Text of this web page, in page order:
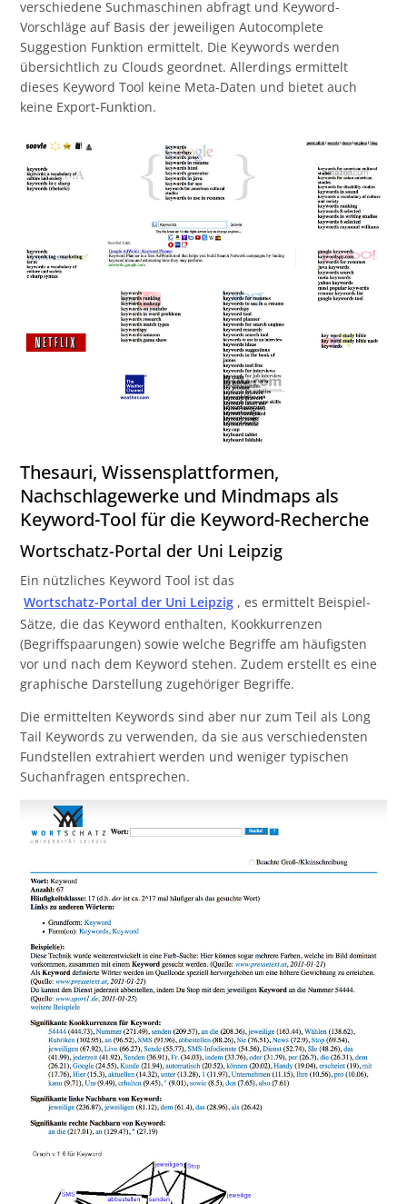
verschiedene Suchmaschinen abfragt und Keyword-
Vorschläge auf Basis der jeweiligen Autocomplete
Suggestion Funktion ermittelt. Die Keywords werden
übersichtlich zu Clouds geordnet. Allerdings ermittelt
dieses Keyword Tool keine Meta-Daten und bietet auch
keine Export-Funktion.
Thesauri, Wissensplattformen,
Nachschlagewerke und Mindmaps als
Keyword-Tool für die Keyword-Recherche
Wortschatz-Portal der Uni Leipzig
Ein nützliches Keyword Tool ist das
Wortschatz-Portal der Uni Leipzig , es ermittelt Beispiel-
Sätze, die das Keyword enthalten, Kookkurrenzen
(Begriffspaarungen) sowie welche Begriffe am häufigsten
vor und nach dem Keyword stehen. Zudem erstellt es eine
graphische Darstellung zugehöriger Begriffe.
Die ermittelten Keywords sind aber nur zum Teil als Long
Tail Keywords zu verwenden, da sie aus verschiedensten
Fundstellen extrahiert werden und weniger typischen
Suchanfragen entsprechen.